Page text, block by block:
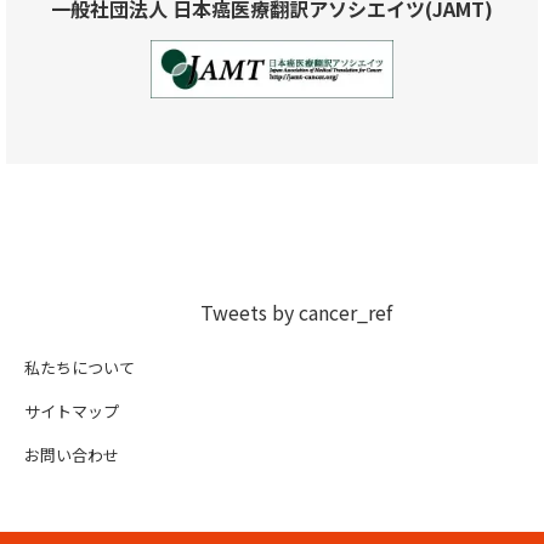
一般社団法人 日本癌医療翻訳アソシエイツ(JAMT)
Tweets by cancer_ref
私たちについて
サイトマップ
お問い合わせ